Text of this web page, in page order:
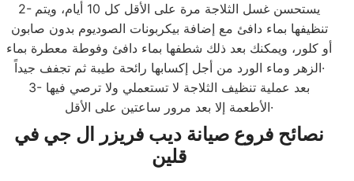
2- يستحسن غسل الثلاجة مرة على الأقل كل 10 أيام، ويتم
تنظيفها بماء دافئ مع إضافة بيكربونات الصوديوم بدون صابون
أو كلور، ويمكنك بعد ذلك شطفها بماء دافئ وفوطة معطرة بماء
الزهر وماء الورد من أجل إكسابها رائحة طيبة ثم تجفف جيداً·
3- بعد عملية تنظيف الثلاجة لا تستعملي ولا ترصي فيها
الأطعمة إلا بعد مرور ساعتين على الأقل·
نصائح فروع صيانة ديب فريزر ال جي في
قلين